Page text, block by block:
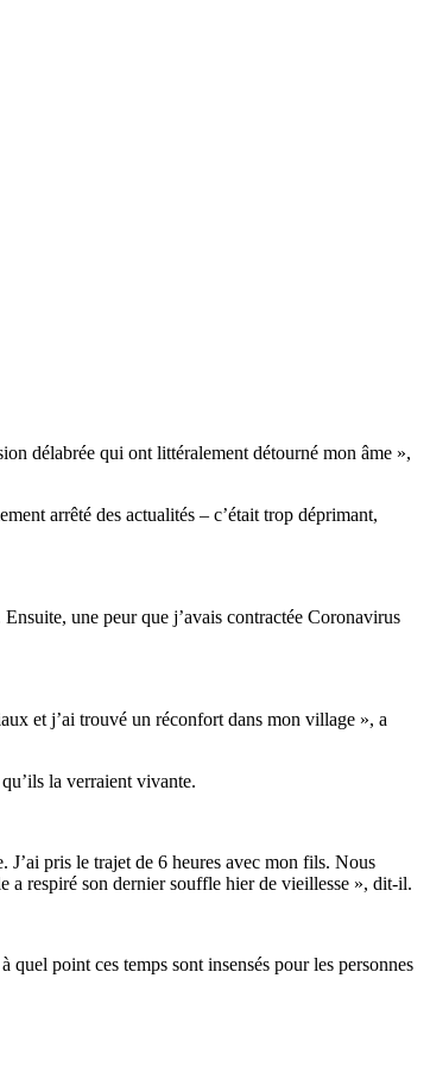
délabrée qui ont littéralement détourné mon âme »,
arrêté des actualités – c’était trop déprimant,
une peur que j’avais contractée Coronavirus
et j’ai trouvé un réconfort dans mon village », a
la verraient vivante.
pris le trajet de 6 heures avec mon fils. Nous
a respiré son dernier souffle hier de vieillesse », dit-il.
quel point ces temps sont insensés pour les personnes